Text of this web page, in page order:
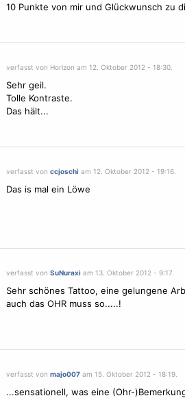
10 Punkte von mir und Glückwunsch zu
verfasst von Horizon am 12. Oktober 2012 - 18:30.
Sehr geil.
Tolle Kontraste.
Das hält...
verfasst von ccjoschi am 12. Oktober 2012 - 19:16.
Das is mal ein Löwe
verfasst von SuNuraxi am 13. Oktober 2012 - 9:17.
Sehr schönes Tattoo, eine gelungene
auch das OHR muss so.....!
verfasst von majo007am 15. Oktober 2012 - 18:19.
...sensationell, was eine (Ohr-